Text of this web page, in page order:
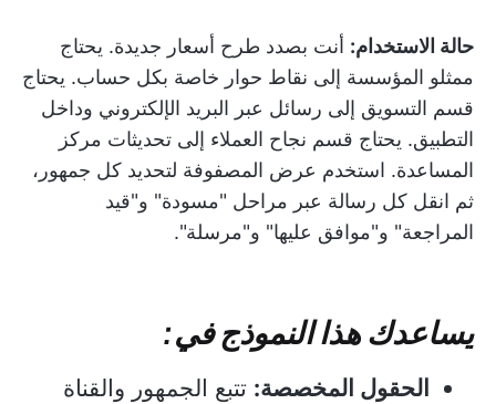
حالة الاستخدام: أنت بصدد طرح أسعار جديدة. يحتاج
ممثلو المؤسسة إلى نقاط حوار خاصة بكل حساب. يحتاج
قسم التسويق إلى رسائل عبر البريد الإلكتروني وداخل
التطبيق. يحتاج قسم نجاح العملاء إلى تحديثات مركز
المساعدة. استخدم عرض المصفوفة لتحديد كل جمهور،
ثم انقل كل رسالة عبر مراحل "مسودة" و"قيد
المراجعة" و"موافق عليها" و"مرسلة".
يساعدك هذا النموذج في:
الحقول المخصصة: تتبع الجمهور والقناة